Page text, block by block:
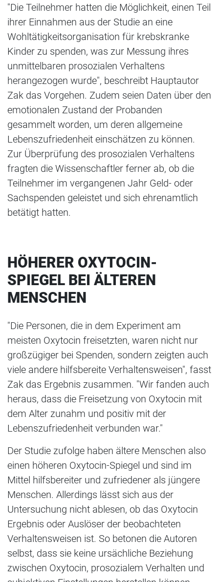
"Die Teilnehmer hatten die Möglichkeit, einen Teil
ihrer Einnahmen aus der Studie an eine
Wohltätigkeitsorganisation für krebskranke
Kinder zu spenden, was zur Messung ihres
unmittelbaren prosozialen Verhaltens
herangezogen wurde", beschreibt Hauptautor
Zak das Vorgehen. Zudem seien Daten über den
emotionalen Zustand der Probanden
gesammelt worden, um deren allgemeine
Lebenszufriedenheit einschätzen zu können.
Zur Überprüfung des prosozialen Verhaltens
fragten die Wissenschaftler ferner ab, ob die
Teilnehmer im vergangenen Jahr Geld- oder
Sachspenden geleistet und sich ehrenamtlich
betätigt hatten.
HÖHERER OXYTOCIN-
SPIEGEL BEI ÄLTEREN
MENSCHEN
"Die Personen, die in dem Experiment am
meisten Oxytocin freisetzten, waren nicht nur
großzügiger bei Spenden, sondern zeigten auch
viele andere hilfsbereite Verhaltensweisen", fasst
Zak das Ergebnis zusammen. "Wir fanden auch
heraus, dass die Freisetzung von Oxytocin mit
dem Alter zunahm und positiv mit der
Lebenszufriedenheit verbunden war."
Der Studie zufolge haben ältere Menschen also
einen höheren Oxytocin-Spiegel und sind im
Mittel hilfsbereiter und zufriedener als jüngere
Menschen. Allerdings lässt sich aus der
Untersuchung nicht ablesen, ob das Oxytocin
Ergebnis oder Auslöser der beobachteten
Verhaltensweisen ist. So betonen die Autoren
selbst, dass sie keine ursächliche Beziehung
zwischen Oxytocin, prosozialem Verhalten und